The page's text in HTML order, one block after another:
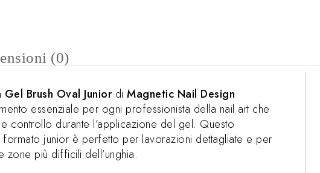
(0)
Brush Oval Juniordi Magnetic Nail Design
essenziale per ogni professionista della nail art che
controllo durante l’applicazione del gel. Questo
formato junior è perfetto per lavorazioni dettagliate e per
zone più difficili dell’unghia.